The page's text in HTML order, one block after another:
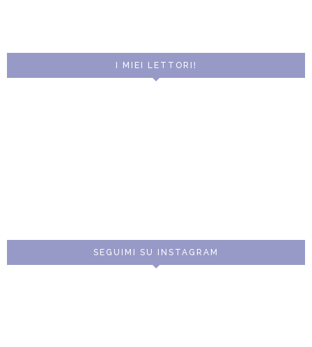
I MIEI LETTORI!
SEGUIMI SU INSTAGRAM